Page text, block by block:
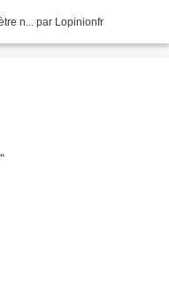
n... par Lopinionfr